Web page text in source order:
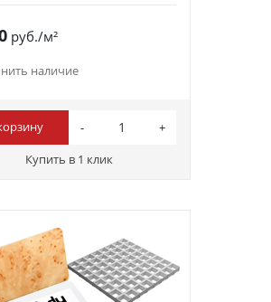
руб./м²
наличие
Купить в 1 клик